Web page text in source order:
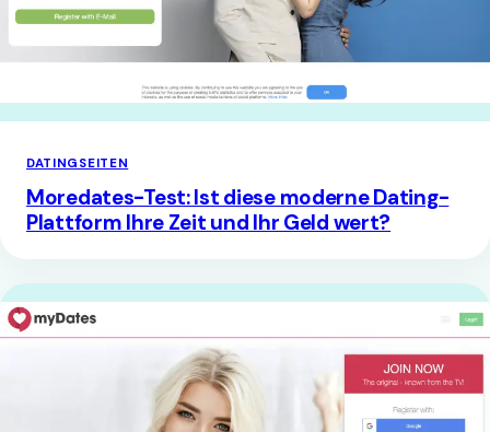
DATINGSEITEN
Moredates-Test: Ist diese moderne Dating-
Plattform Ihre Zeit und Ihr Geld wert?